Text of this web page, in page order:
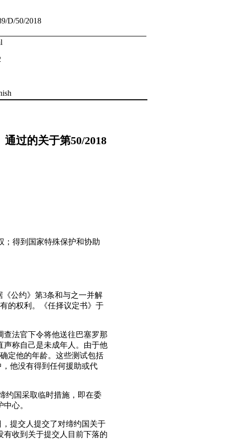
D/50/2018
过的关于第50/2018
；得到国家特殊保护和协助
公约》第3条和与之一并解
的权利。《任择议定书》于
查法官下令将他送往巴塞罗那
声称自己是未成年人。由于他
定他的年龄。这些测试包括
他没有得到任何援助或代
约国采取临时措施，即在委
心。
，提交人提交了对缔约国关于
收到关于提交人目前下落的